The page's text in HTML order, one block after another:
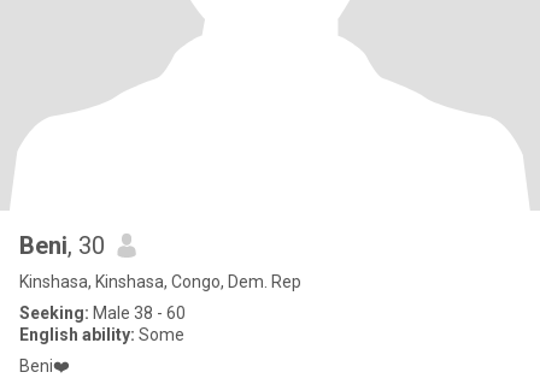
Beni, 30
Kinshasa, Kinshasa, Congo, Dem. Rep
Seeking: Male 38 - 60
English ability: Some
Beni❤️